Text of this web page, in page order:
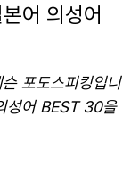
어 의성어
포도스피킹입니
성어 BEST 30을